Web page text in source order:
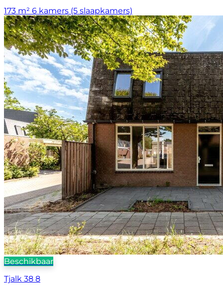
173 m² 6 kamers (5 slaapkamers)
Beschikbaar
Tjalk 38 8